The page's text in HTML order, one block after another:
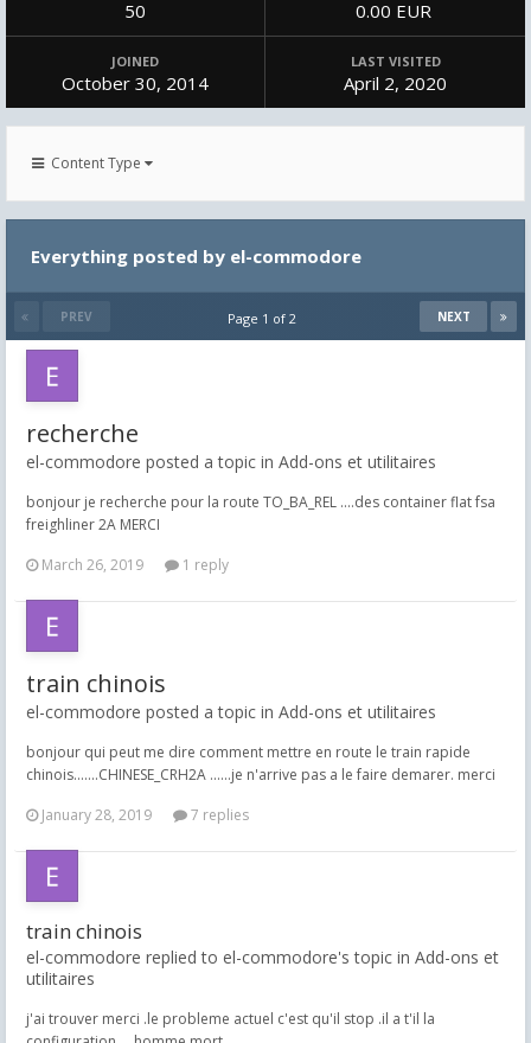
50 0.00 EUR
JOINED
October 30, 2014
LAST VISITED
April 2, 2020
Content Type
Everything posted by el-commodore
PREV NEXT
Page 1 of 2
recherche
el-commodore posted a topic in Add-ons et utilitaires
bonjour je recherche pour la route TO_BA_REL ....des container flat fsa
freighliner 2A MERCI
March 26, 2019
1 reply
train chinois
el-commodore posted a topic in Add-ons et utilitaires
bonjour qui peut me dire comment mettre en route le train rapide
chinois.......CHINESE_CRH2A ......je n'arrive pas a le faire demarer. merci
January 28, 2019
7 replies
train chinois
el-commodore replied to el-commodore's topic in Add-ons et
utilitaires
j'ai trouver merci .le probleme actuel c'est qu'il stop .il a t'il la